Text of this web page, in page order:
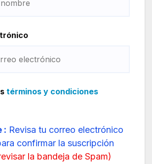
términos y condiciones
: Revisa tu correo electrónico
confirmar la suscripción
la bandeja de Spam)